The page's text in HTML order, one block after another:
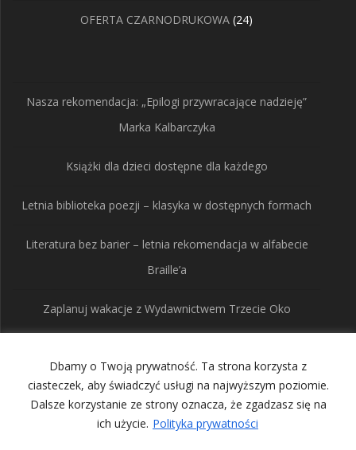
Dbamy o Twoją prywatność. Ta strona korzysta z
ciasteczek, aby świadczyć usługi na najwyższym poziomie.
Dalsze korzystanie ze strony oznacza, że zgadzasz się na
ich użycie. Polityka prywatności
OFERTA CZARNODRUKOWA 2424
Nasza rekomendacja: „Epilogi przywracające nadzieję”
Marka Kalbarczyka
Książki dla dzieci dostępne dla każdego
Letnia biblioteka poezji – klasyka w dostępnych formach
Literatura bez barier – letnia rekomendacja w alfabecie
Braille’a
Zaplanuj wakacje z Wydawnictwem Trzecie Oko
Wydawnictwo Trzecie
Oko